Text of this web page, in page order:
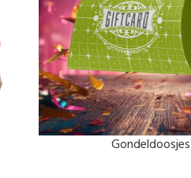
Gondeldoosjes